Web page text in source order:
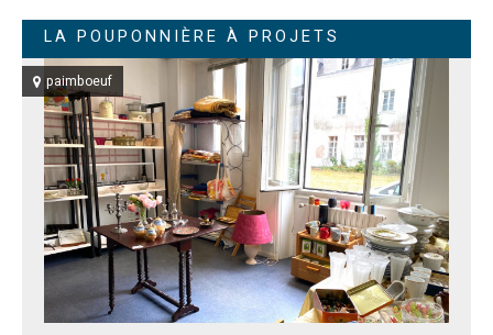
LA POUPONNIÈRE À PROJETS
paimboeuf